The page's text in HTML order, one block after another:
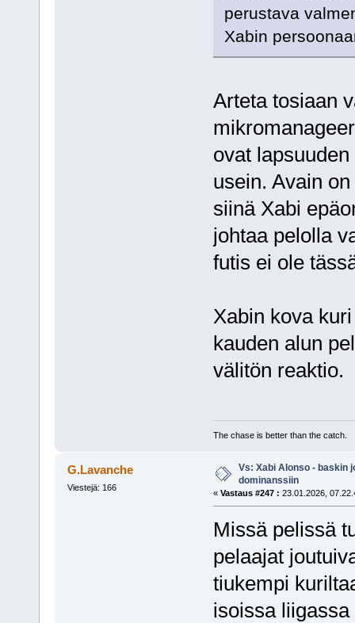
perustava
Xabin
Arteta tosiaan
ovat
usein. Avain
siinä Xabi
johtaa pelolla
futis ei ole
Xabin kova
kauden alun
välitön reaktio.
The chase is better than the catch.
G.Lavanche
Viestejä: 166
Vs: Xabi Alonso - baskin
dominanssiin
« Vastaus #247 : 23.01.2026,
Missä pelissä
pelaajat
tiukempi
isoissa